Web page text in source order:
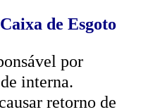
de Esgoto
por
interna.
retorno de